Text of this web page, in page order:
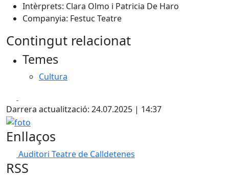
Intèrprets: Clara Olmo i Patricia De Haro
Companyia: Festuc Teatre
Contingut relacionat
Temes
Cultura
Darrera actualització: 24.07.2025 | 14:37
foto
Enllaços
Auditori Teatre de Calldetenes
RSS